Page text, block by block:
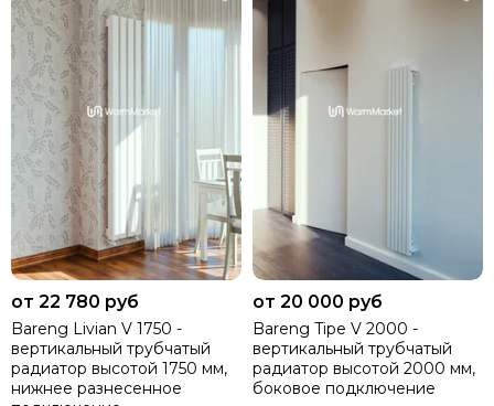
от 22 780 руб
Bareng Livian V 1750 -
вертикальный трубчатый
радиатор высотой 1750 мм,
нижнее разнесенное
от 20 000 руб
Bareng Tipe V 2000 -
вертикальный трубчатый
радиатор высотой 2000 мм,
боковое подключение